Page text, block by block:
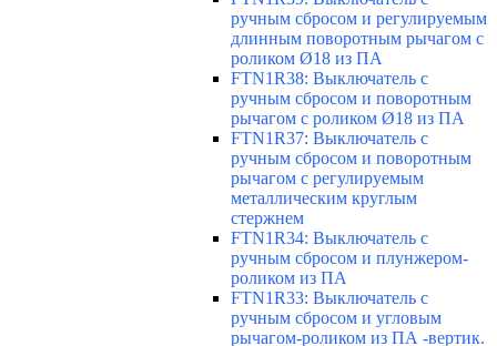
ручным сбросом и регулируемым
длинным поворотным рычагом с
роликом Ø18 из ПА
FTN1R38: Выключатель с
ручным сбросом и поворотным
рычагом с роликом Ø18 из ПА
FTN1R37: Выключатель с
ручным сбросом и поворотным
рычагом с регулируемым
металлическим круглым
стержнем
FTN1R34: Выключатель с
ручным сбросом и плунжером-
роликом из ПА
FTN1R33: Выключатель с
ручным сбросом и угловым
рычагом-роликом из ПА -вертик.